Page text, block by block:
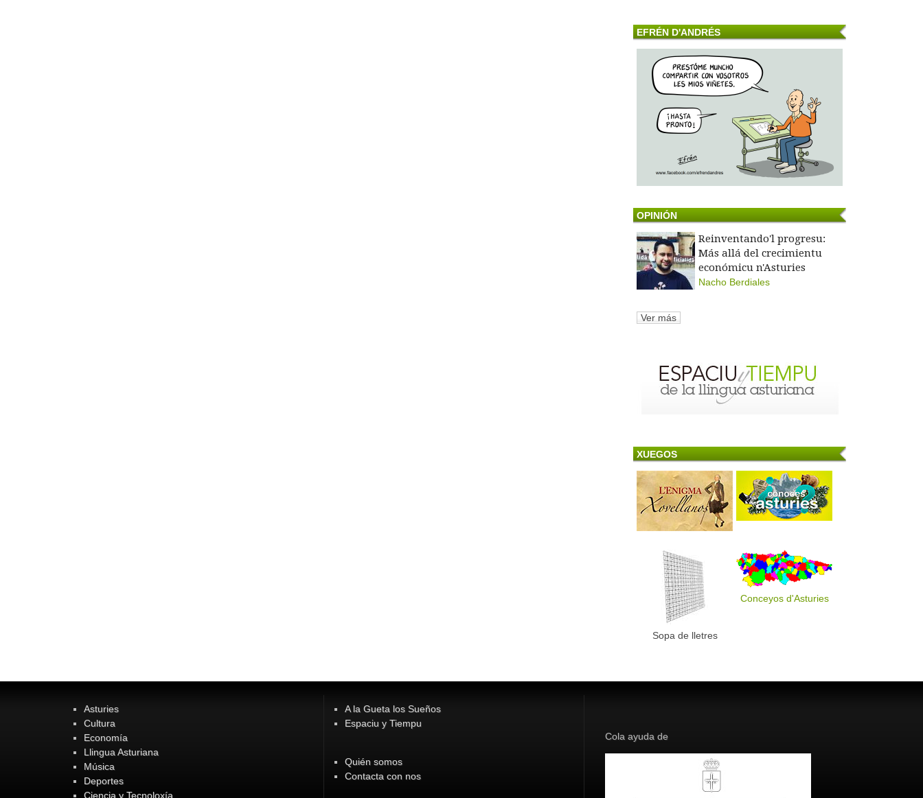
EFRÉN D'ANDRÉS
OPINIÓN
Reinventando'l progresu:
Más allá del crecimientu
económicu n'Asturies
Nacho Berdiales
Ver más
XUEGOS
Sopa de lletres
Conceyos d'Asturies
Asturies
Cultura
Economía
Llingua Asturiana
Música
Deportes
Ciencia y Tecnoloxía
A la Gueta los Sueños
Espaciu y Tiempu
Quién somos
Contacta con nos
Cola ayuda de